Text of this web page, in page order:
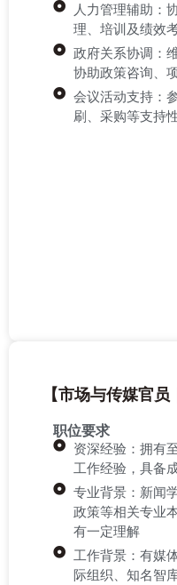
人力管理辅助：
理、培训及绩效
政府关系协调：
协助政策咨询、
会议活动支持：
刷、采购等支持
【市场与传媒官员
职位要求
资深经验：拥有
工作经验，具备
专业背景：新闻
政策等相关专业
有一定理解
工作背景：有媒
际组织、知名智